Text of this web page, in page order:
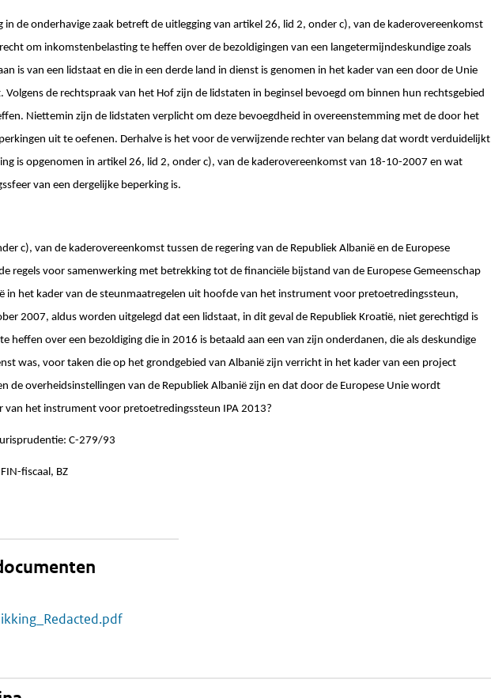
in de onderhavige zaak betreft de uitlegging van artikel 26, lid 2, onder c), van de kaderovereenkomst
om inkomstenbelasting te heffen over de bezoldigingen van een langetermijndeskundige zoals
is van een lidstaat en die in een derde land in dienst is genomen in het kader van een door de Unie
Volgens de rechtspraak van het Hof zijn de lidstaten in beginsel bevoegd om binnen hun rechtsgebied
Niettemin zijn de lidstaten verplicht om deze bevoegdheid in overeenstemming met de door het
uit te oefenen. Derhalve is het voor de verwijzende rechter van belang dat wordt verduidelijkt
is opgenomen in artikel 26, lid 2, onder c), van de kaderovereenkomst van 18-10-2007 en wat
van een dergelijke beperking is.
c), van de kaderovereenkomst tussen de regering van de Republiek Albanië en de Europese
regels voor samenwerking met betrekking tot de financiële bijstand van de Europese Gemeenschap
in het kader van de steunmaatregelen uit hoofde van het instrument voor pretoetredingssteun,
2007, aldus worden uitgelegd dat een lidstaat, in dit geval de Republiek Kroatië, niet gerechtigd is
heffen over een bezoldiging die in 2016 is betaald aan een van zijn onderdanen, die als deskundige
was, voor taken die op het grondgebied van Albanië zijn verricht in het kader van een project
de overheidsinstellingen van de Republiek Albanië zijn en dat door de Europese Unie wordt
van het instrument voor pretoetredingssteun IPA 2013?
C-279/93
fiscaal, BZ